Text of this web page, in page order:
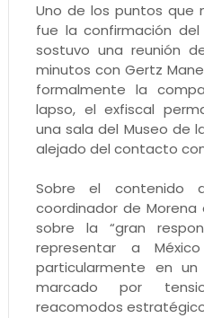
Uno de los puntos que
fue la confirmación
sostuvo una reunión
minutos con Gertz
formalmente la
lapso, el exfiscal
una sala del Museo de
alejado del contacto
Sobre el contenido
coordinador de
sobre la “gran
representar a
particularmente en
marcado por
reacomodos